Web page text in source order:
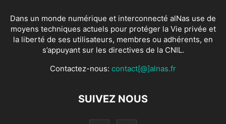
Dans un monde numérique et interconnecté alNas use de
moyens techniques actuels pour protéger la Vie privée et
la liberté de ses utilisateurs, membres ou adhérents, en
s’appuyant sur les directives de la CNIL.
Contactez-nous: contact[@]alnas.fr
SUIVEZ NOUS